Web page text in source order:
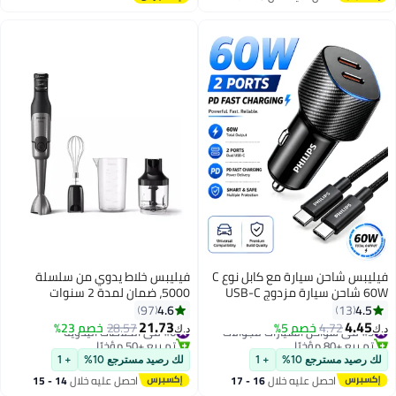
فيليبس شاحن سيارة مع كابل نوع C
60W شاحن سيارة مزدوج USB-C
إخراج PD، منفذين مزدوجين –
4.5
13
د.ك‏4.45
4.72خصم 5% #5 في شواحن السيارات للجوالات
تم بيع +80 مؤخرًا
#5 في شواحن السيارات للجوالات
لك رصيد مسترجع 10% + 1
احصل عليه خلال 16 - 17
فيليبس خلاط يدوي من سلسلة
5000، ضمان لمدة 2 سنوات
4.6
97
د.ك‏21.73
28.57خصم 23% #6 في الخلاطات اليدوية
تم بيع +50 مؤخرًا
#6 في الخلاطات اليدوية
لك رصيد مسترجع 10% + 1
احصل عليه خلال 14 - 15